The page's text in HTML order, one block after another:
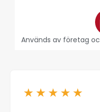
Används av företag
★★★★★